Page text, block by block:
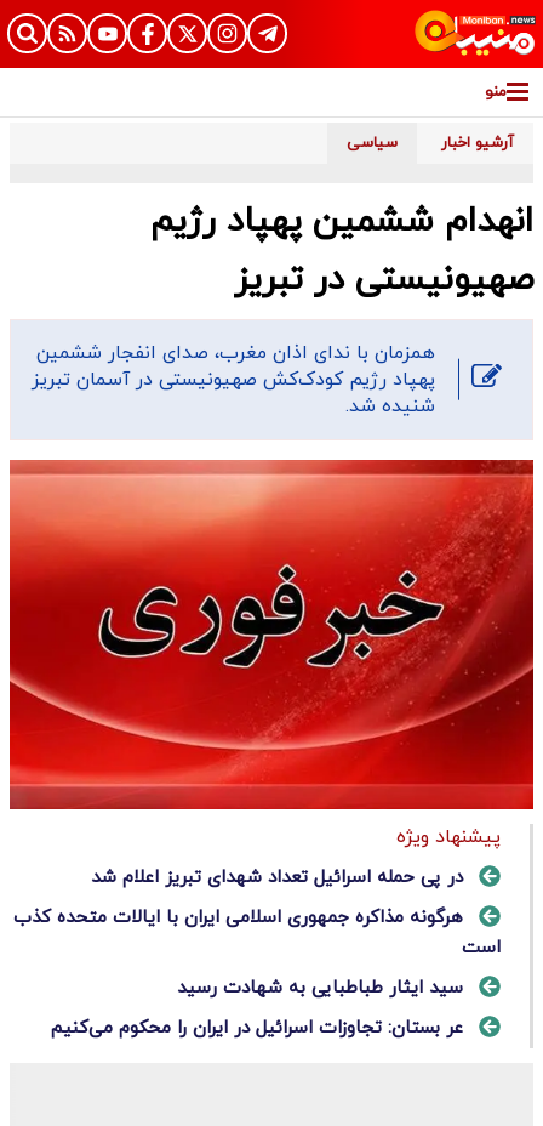
منو
آرشیو اخبار سیاسی
انهدام ششمین پهپاد رژیم
صهیونیستی در تبریز
همزمان با ندای اذان مغرب، صدای انفجار ششمین
پهپاد رژیم کودک‌کش صهیونیستی در آسمان تبریز
شنیده شد.
پیشنهاد ویژه
در پی حمله اسرائیل تعداد شهدای تبریز اعلام شد
هرگونه مذاکره جمهوری اسلامی ایران با ایالات متحده کذب
است
سید ایثار طباطبایی به شهادت رسید
عر بستان: تجاوزات اسرائیل در ایران را محکوم می‌کنیم